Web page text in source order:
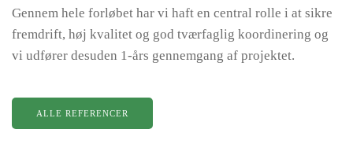
Gennem hele forløbet har vi haft en central rolle i at sikre
fremdrift, høj kvalitet og god tværfaglig koordinering og
vi udfører desuden 1-års gennemgang af projektet.
ALLE REFERENCER